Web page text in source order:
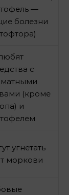
—
болезни
с
(кроме
и
угнетать
моркови